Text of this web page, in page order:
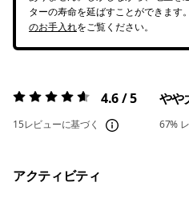
ターの寿命を延ばすことができます
のお手入れをご覧ください。
評価:4.6 / 5 4.6 / 5
15レビューに基づく
やや
67%
アクティビティ